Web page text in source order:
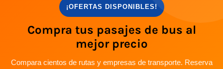
¡OFERTAS DISPONIBLES!
Compra tus pasajes de bus al
mejor precio
Compara cientos de rutas y empresas de transporte. Reserva